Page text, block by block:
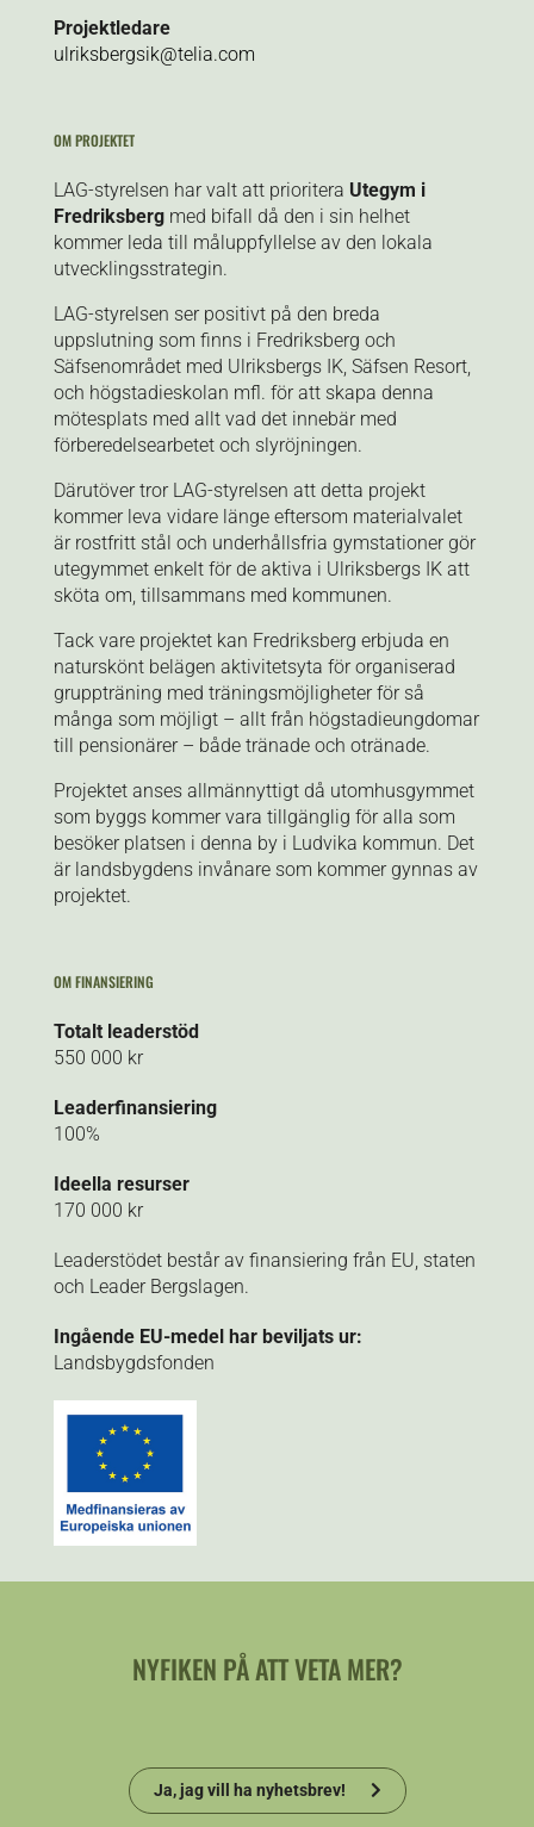
Projektledare
ulriksbergsik@telia.com
OM PROJEKTET
LAG-styrelsen har valt att prioritera Utegym i
Fredriksbergmed bifall då den i sin helhet
kommer leda till måluppfyllelse av den lokala
utvecklingsstrategin.
LAG-styrelsen ser positivt på den breda
uppslutning som finns i Fredriksberg och
Säfsenområdet med Ulriksbergs IK, Säfsen Resort,
och högstadieskolan mfl. för att skapa denna
mötesplats med allt vad det innebär med
förberedelsearbetet och slyröjningen.
Därutöver tror LAG-styrelsen att detta projekt
kommer leva vidare länge eftersom materialvalet
är rostfritt stål och underhållsfria gymstationer gör
utegymmet enkelt för de aktiva i Ulriksbergs IK att
sköta om, tillsammans med kommunen.
Tack vare projektet kan Fredriksberg erbjuda en
naturskönt belägen aktivitetsyta för organiserad
gruppträning med träningsmöjligheter för så
många som möjligt – allt från högstadieungdomar
till pensionärer – både tränade och otränade.
Projektet anses allmännyttigt då utomhusgymmet
som byggs kommer vara tillgänglig för alla som
besöker platsen i denna by i Ludvika kommun. Det
är landsbygdens invånare som kommer gynnas av
projektet.
OM FINANSIERING
Totalt leaderstöd
550 000 kr
Leaderfinansiering
100%
Ideella resurser
170 000 kr
Leaderstödet består av finansiering från EU, staten
och Leader Bergslagen.
Ingående EU-medel har beviljats ur:
Landsbygdsfonden
NYFIKEN PÅ ATT VETA MER?
Ja, jag vill ha nyhetsbrev!